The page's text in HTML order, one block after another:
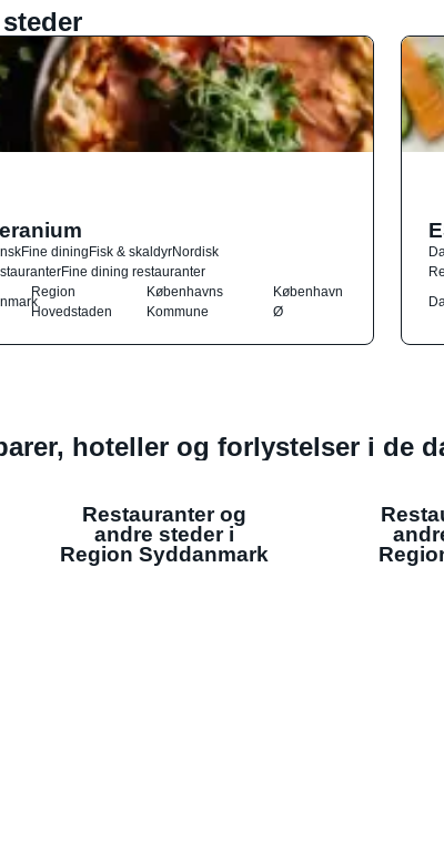
Fine diningFisk & skaldyrNordisk
Fine dining restauranter
Region
Hovedstaden
Københavns
Kommune
København
Ø
hoteller og forlystelser i de
Restauranter og
andre steder i
Region Syddanmark